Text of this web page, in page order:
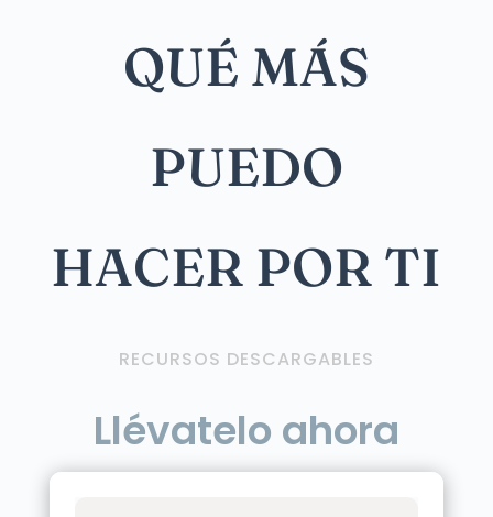
QUÉ MÁS
PUEDO
HACER POR TI
RECURSOS DESCARGABLES
Llévatelo ahora